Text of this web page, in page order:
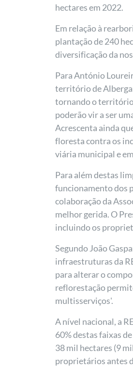
hectares em 2022.
Em relação à
plantação de 240
diversificação da
Para António
território de
tornando o território
poderão vir a ser
Acrescenta ainda
floresta contra os
viária municipal e
Para além destas
funcionamento dos
colaboração da
melhor gerida. O
incluindo os
Segundo João
infraestruturas da
para alterar o
reflorestação
multisserviços'.
A nível nacional, a
60% destas faixas
38 mil hectares (9
proprietários antes